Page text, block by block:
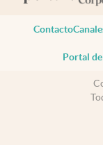
Contacto
Portal